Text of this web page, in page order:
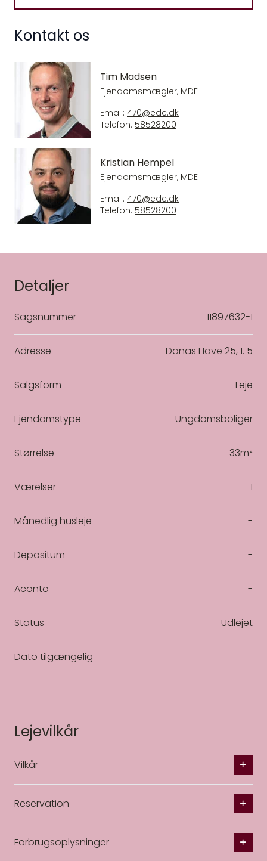
Kontakt os
Tim Madsen
Ejendomsmægler, MDE
Email: 470@edc.dk
Telefon: 58528200
Kristian Hempel
Ejendomsmægler, MDE
Email: 470@edc.dk
Telefon: 58528200
Detaljer
Sagsnummer 11897632-1
Adresse Danas Have 25, 1. 5
Salgsform Leje
Ejendomstype Ungdomsboliger
Størrelse 33m²
Værelser 1
Månedlig husleje -
Depositum -
Aconto -
Status Udlejet
Dato tilgængelig -
Lejevilkår
Vilkår
Reservation
Forbrugsoplysninger